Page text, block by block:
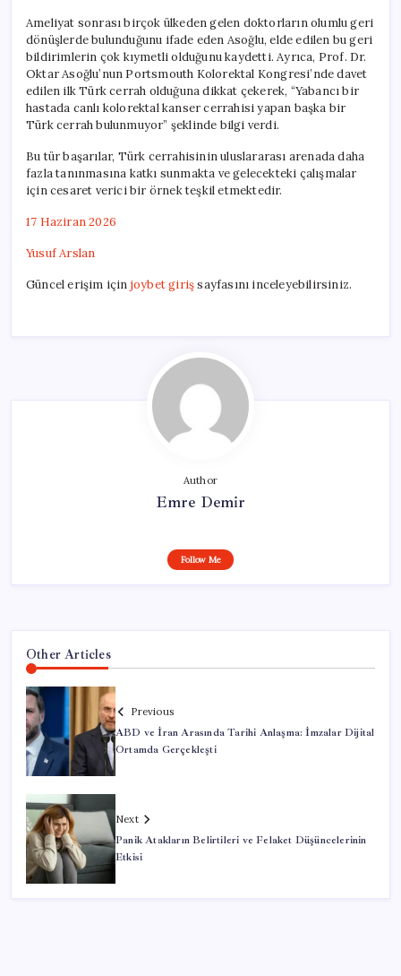
Ameliyat sonrası birçok ülkeden gelen doktorların olumlu geri
dönüşlerde bulunduğunu ifade eden Asoğlu, elde edilen bu geri
bildirimlerin çok kıymetli olduğunu kaydetti. Ayrıca, Prof. Dr.
Oktar Asoğlu’nun Portsmouth Kolorektal Kongresi’nde davet
edilen ilk Türk cerrah olduğuna dikkat çekerek, “Yabancı bir
hastada canlı kolorektal kanser cerrahisi yapan başka bir
Türk cerrah bulunmuyor” şeklinde bilgi verdi.
Bu tür başarılar, Türk cerrahisinin uluslararası arenada daha
fazla tanınmasına katkı sunmakta ve gelecekteki çalışmalar
için cesaret verici bir örnek teşkil etmektedir.
17 Haziran 2026
Yusuf Arslan
Güncel erişim için joybet girişsayfasını inceleyebilirsiniz.
Author
Emre Demir
Follow Me
Other Articles
Previous
ABD ve İran Arasında Tarihi Anlaşma: İmzalar Dijital
Ortamda Gerçekleşti
Next
Panik Atakların Belirtileri ve Felaket Düşüncelerinin
Etkisi